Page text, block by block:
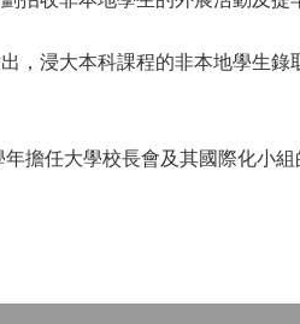
浸大本科課程的非本地學生錄
任大學校長會及其國際化小組